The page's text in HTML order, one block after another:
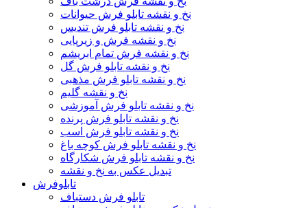
نخ و نقشه تابلو فرش حیوانات
نخ و نقشه تابلو فرش تندیس
نخ و نقشه فرش و زیرپایی
نخ و نقشه فرش تمام ابریشم
نخ و نقشه تابلو فرش گل
نخ و نقشه تابلو فرش مذهبی
نخ و نقشه گلیم
نخ و نقشه تابلو فرش آموزشی
نخ و نقشه تابلو فرش پرنده
نخ و نقشه تابلو فرش اسب
نخ و نقشه تابلو فرش کوچه باغ
نخ و نقشه تابلو فرش شکارگاه
تبدیل عکس به نخ و نقشه
تابلوفرش
تابلو فرش دستباف